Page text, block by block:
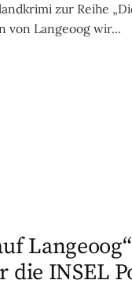
zur Reihe
von Langeoog wir...
die INSEL